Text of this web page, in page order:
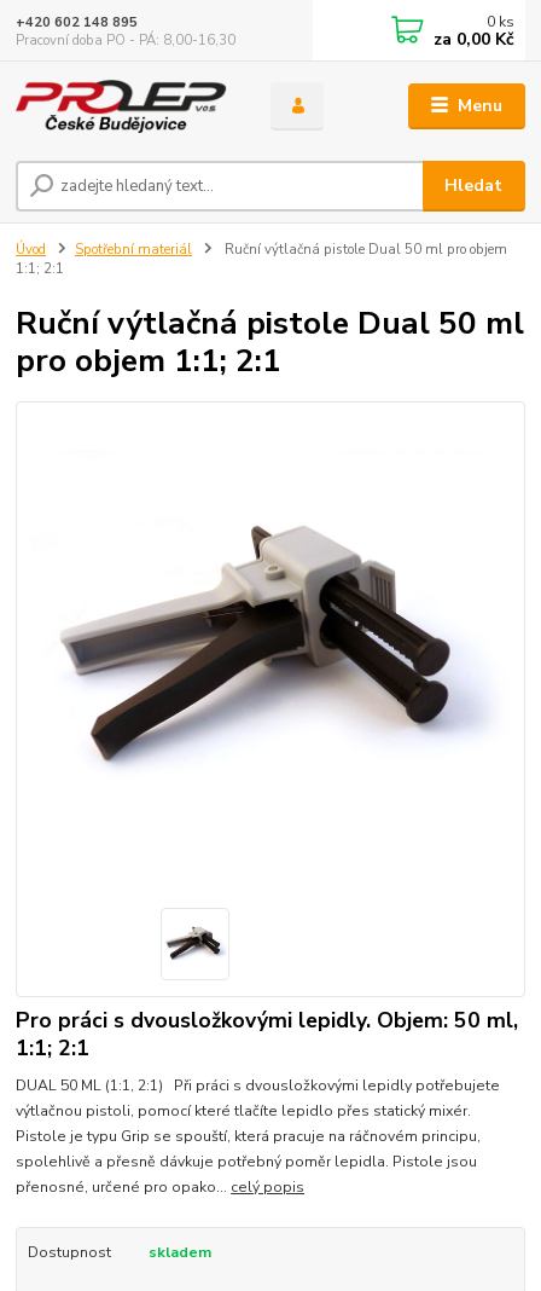
Menu
Hledat
+420 602 148 895
Pracovní doba PO - PÁ: 8,00-16,30
0 ks
za 0,00 Kč
Úvod Spotřební materiál
Ruční výtlačná pistole Dual 50 ml pro objem
1:1; 2:1
Ruční výtlačná pistole Dual 50 ml
pro objem 1:1; 2:1
Pro práci s dvousložkovými lepidly. Objem: 50 ml,
1:1; 2:1
DUAL 50 ML (1:1, 2:1) Při práci s dvousložkovými lepidly potřebujete
výtlačnou pistoli, pomocí které tlačíte lepidlo přes statický mixér.
Pistole je typu Grip se spouští, která pracuje na ráčnovém principu,
spolehlivě a přesně dávkuje potřebný poměr lepidla. Pistole jsou
přenosné, určené pro opako... celý popis
Dostupnost skladem